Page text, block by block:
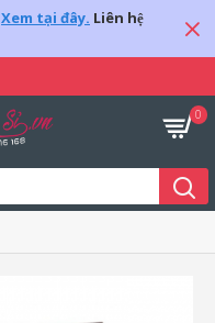
Xem tại đây. Liên hệ
0